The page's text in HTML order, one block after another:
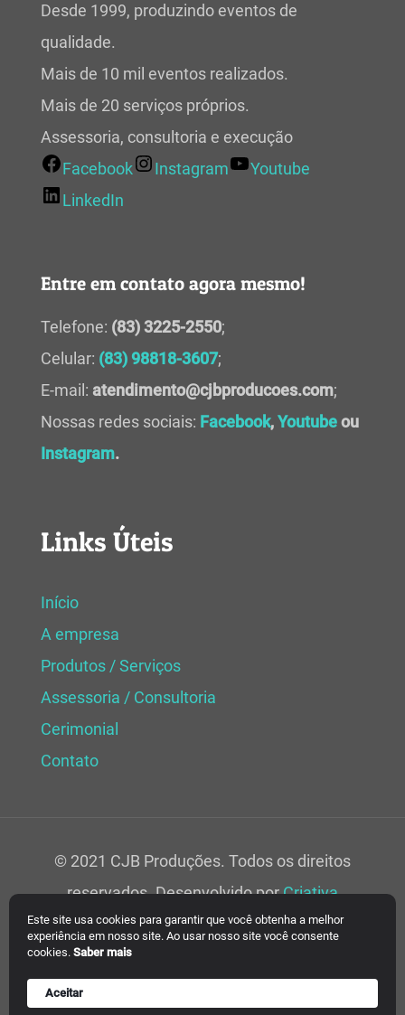
Este site usa cookies para garantir que você obtenha a melhor
experiência em nosso site. Ao usar nosso site você consente
cookies. Saber mais
Aceitar
Desde 1999, produzindo eventos de
qualidade.
Mais de 10 mil eventos realizados.
Mais de 20 serviços próprios.
Assessoria, consultoria e execução
Facebook
Instagram
Youtube
LinkedIn
Entre em contato agora mesmo!
Telefone: (83) 3225-2550;
Celular: (83) 98818-3607;
E-mail: atendimento@cjbproducoes.com;
Nossas redes sociais: Facebook,Youtubeou
Instagram.
Links Úteis
Início
A empresa
Produtos / Serviços
Assessoria / Consultoria
Cerimonial
Contato
© 2021 CJB Produções. Todos os direitos
reservados. Desenvolvido porCriativa
Soluções Web.